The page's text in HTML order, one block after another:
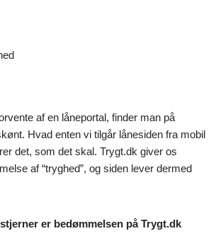
af en låneportal, finder man på
Hvad enten vi tilgår lånesiden fra mobil
det, som det skal. Trygt.dk giver os
af “tryghed”, og siden lever dermed
er bedømmelsen på Trygt.dk